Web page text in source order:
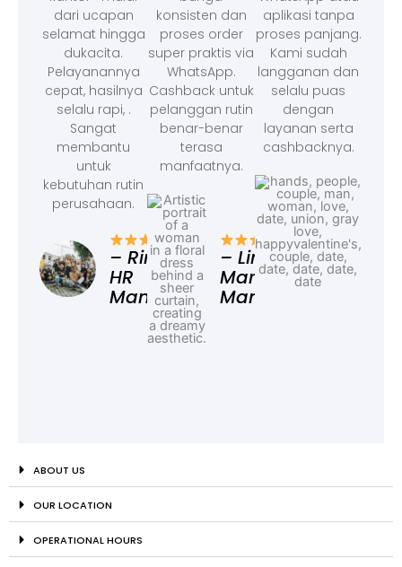
dari ucapan
selamat hingga
dukacita.
Pelayanannya
cepat, hasilnya
selalu rapi, .
Sangat
membantu
untuk
kebutuhan rutin
perusahaan.
– Rina,
HR
Manager
konsisten dan
proses order
super praktis via
WhatsApp.
Cashback untuk
pelanggan rutin
benar-benar
terasa
manfaatnya.
– Linda,
Marketing
Manager
aplikasi tanpa
proses panjang.
Kami sudah
langganan dan
selalu puas
dengan
layanan serta
cashbacknya.
ABOUT US
OUR LOCATION
OPERATIONAL HOURS